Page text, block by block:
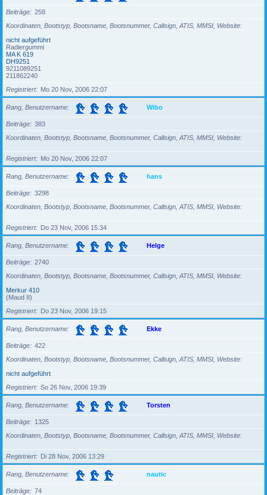
Beiträge
258
Koordinaten, Bootstyp, Bootsname, Bootsnummer, Callsign, ATIS, MMSI, Website
nicht aufgeführt
Radiergummi
MA K 619
DH9251
9211089251
211862240
Registriert
Mo 20 Nov, 2006 22:07
Rang, Benutzername Wibo
Beiträge
383
Koordinaten, Bootstyp, Bootsname, Bootsnummer, Callsign, ATIS, MMSI, Website
Registriert Mo 20 Nov, 2006 22:07
Rang, Benutzername hans
Beiträge
3298
Koordinaten, Bootstyp, Bootsname, Bootsnummer, Callsign, ATIS, MMSI, Website
Registriert Do 23 Nov, 2006 15:34
Rang, Benutzername Helge
Beiträge
2740
Koordinaten, Bootstyp, Bootsname, Bootsnummer, Callsign, ATIS, MMSI, Website
Merkur 410
(Maud II)
Registriert
Do 23 Nov, 2006 19:15
Rang, Benutzername Ekke
Beiträge
422
Koordinaten, Bootstyp, Bootsname, Bootsnummer, Callsign, ATIS, MMSI, Website
nicht aufgeführt
Registriert
So 26 Nov, 2006 19:39
Rang, Benutzername Torsten
Beiträge
1325
Koordinaten, Bootstyp, Bootsname, Bootsnummer, Callsign, ATIS, MMSI, Website
Registriert Di 28 Nov, 2006 13:29
Rang, Benutzername nautic
Beiträge
74